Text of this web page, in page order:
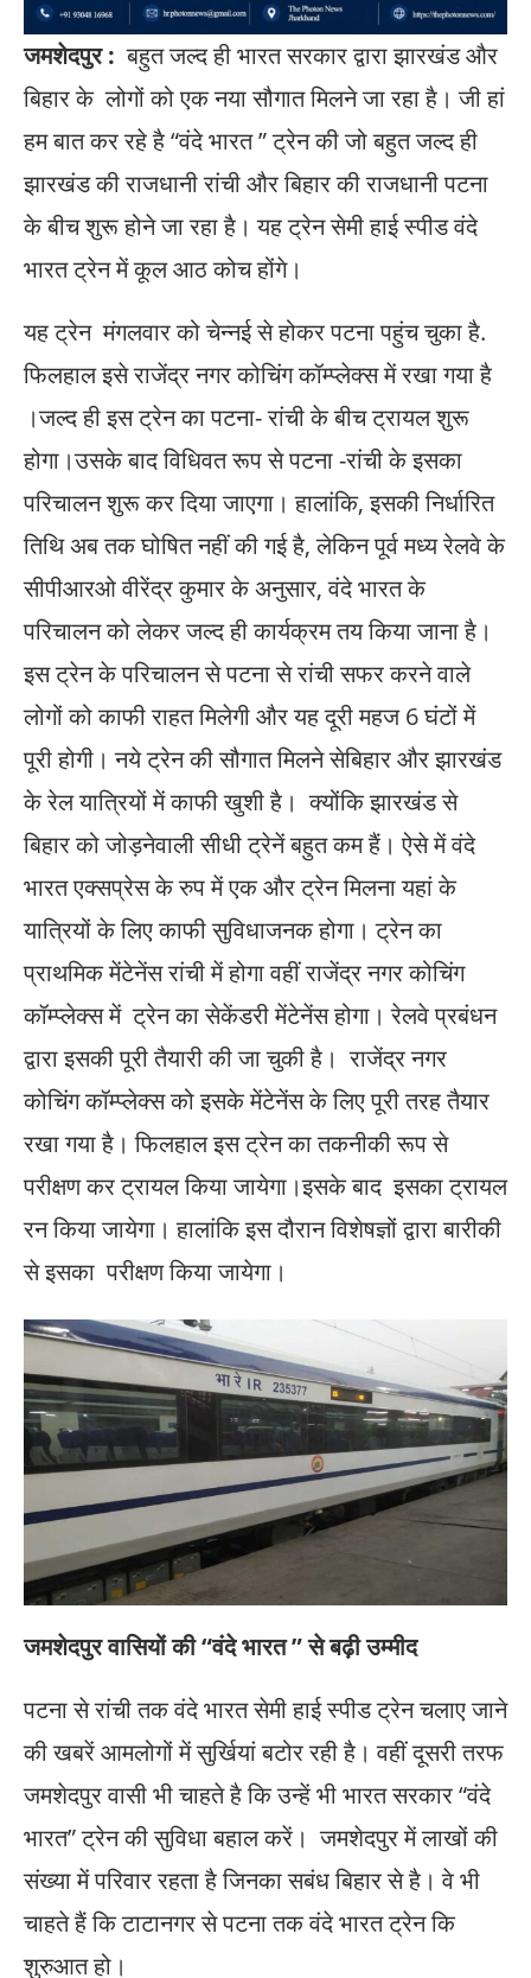
जमशेदपुर : बहुत जल्द ही भारत सरकार द्वारा झारखंड और
बिहार के लोगों को एक नया सौगात मिलने जा रहा है। जी हां
हम बात कर रहे है “वंदे भारत ” ट्रेन की जो बहुत जल्द ही
झारखंड की राजधानी रांची और बिहार की राजधानी पटना
के बीच शुरू होने जा रहा है। यह ट्रेन सेमी हाई स्पीड वंदे
भारत ट्रेन में कूल आठ कोच होंगे।
यह ट्रेन मंगलवार को चेन्नई से होकर पटना पहुंच चुका है.
फिलहाल इसे राजेंद्र नगर कोचिंग कॉम्प्लेक्स में रखा गया है
।जल्द ही इस ट्रेन का पटना- रांची के बीच ट्रायल शुरू
होगा।उसके बाद विधिवत रूप से पटना -रांची के इसका
परिचालन शुरू कर दिया जाएगा। हालांकि, इसकी निर्धारित
तिथि अब तक घोषित नहीं की गई है, लेकिन पूर्व मध्य रेलवे के
सीपीआरओ वीरेंद्र कुमार के अनुसार, वंदे भारत के
परिचालन को लेकर जल्द ही कार्यक्रम तय किया जाना है।
इस ट्रेन के परिचालन से पटना से रांची सफर करने वाले
लोगों को काफी राहत मिलेगी और यह दूरी महज 6 घंटों में
पूरी होगी। नये ट्रेन की सौगात मिलने सेबिहार और झारखंड
के रेल यात्रियों में काफी खुशी है। क्योंकि झारखंड से
बिहार को जोड़नेवाली सीधी ट्रेनें बहुत कम हैं। ऐसे में वंदे
भारत एक्सप्रेस के रुप में एक और ट्रेन मिलना यहां के
यात्रियों के लिए काफी सुविधाजनक होगा। ट्रेन का
प्राथमिक मेंटेनेंस रांची में होगा वहीं राजेंद्र नगर कोचिंग
कॉम्प्लेक्स में ट्रेन का सेकेंडरी मेंटेनेंस होगा। रेलवे प्रबंधन
द्वारा इसकी पूरी तैयारी की जा चुकी है। राजेंद्र नगर
कोचिंग कॉम्प्लेक्स को इसके मेंटेनेंस के लिए पूरी तरह तैयार
रखा गया है। फिलहाल इस ट्रेन का तकनीकी रूप से
परीक्षण कर ट्रायल किया जायेगा।इसके बाद इसका ट्रायल
रन किया जायेगा। हालांकि इस दौरान विशेषज्ञों द्वारा बारीकी
से इसका परीक्षण किया जायेगा।
जमशेदपुर वासियों की “वंदे भारत ” से बढ़ी उम्मीद
पटना से रांची तक वंदे भारत सेमी हाई स्पीड ट्रेन चलाए जाने
की खबरें आमलोगों में सुर्खियां बटोर रही है। वहीं दूसरी तरफ
जमशेदपुर वासी भी चाहते है कि उन्हें भी भारत सरकार “वंदे
भारत” ट्रेन की सुविधा बहाल करें। जमशेदपुर में लाखों की
संख्या में परिवार रहता है जिनका सबंध बिहार से है। वे भी
चाहते हैं कि टाटानगर से पटना तक वंदे भारत ट्रेन कि
शुरुआत हो।